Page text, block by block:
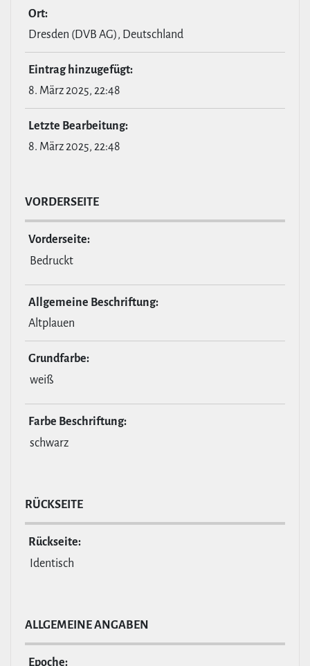
Ort:
Dresden (DVB AG), Deutschland
Eintrag hin­zu­ge­fügt:
8. März 2025, 22:48
Letzte Bear­bei­tung:
8. März 2025, 22:48
VOR­DER­SEITE
Vor­der­seite:
Bedruckt
All­ge­meine Beschrif­tung:
Altplauen
Grund­farbe:
weiß
Farbe Beschrif­tung:
schwarz
RÜCKSEITE
Rückseite:
Identisch
ALL­GE­MEINE ANGABEN
Epoche: